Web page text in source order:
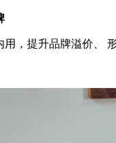
用，提升品牌溢价、